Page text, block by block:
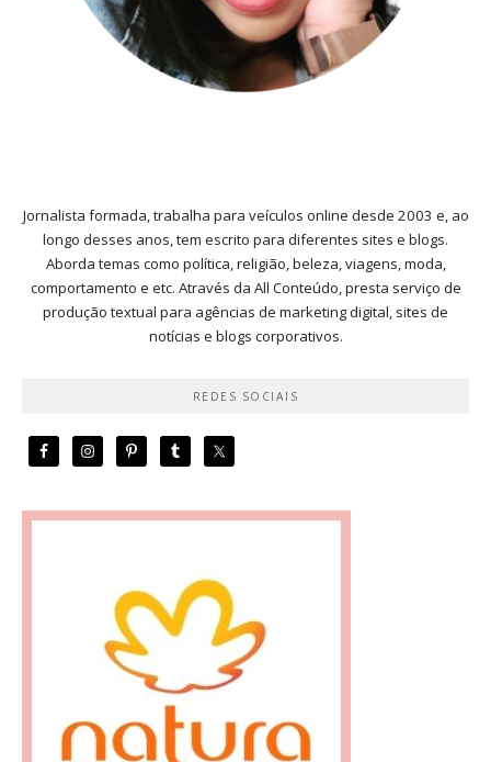
Jornalista formada, trabalha para veículos online desde 2003 e, ao
longo desses anos, tem escrito para diferentes sites e blogs.
Aborda temas como política, religião, beleza, viagens, moda,
comportamento e etc. Através da All Conteúdo, presta serviço de
produção textual para agências de marketing digital, sites de
notícias e blogs corporativos.
REDES SOCIAIS